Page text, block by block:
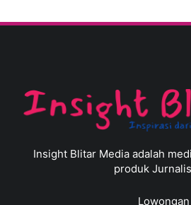
Insight Blitar Media adalah
produk
Lowongan